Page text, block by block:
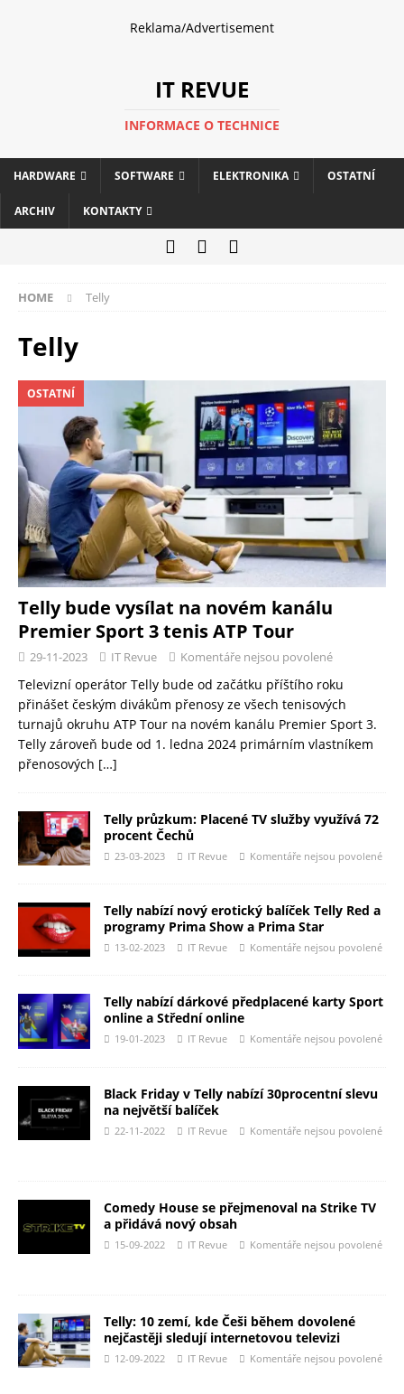
Reklama/Advertisement
IT REVUE
INFORMACE O TECHNICE
HARDWARE SOFTWARE ELEKTRONIKA OSTATNÍ
ARCHIV KONTAKTY
HOME Telly
Telly
OSTATNÍ
Telly bude vysílat na novém kanálu
Premier Sport 3 tenis ATP Tour
29-11-2023 IT Revue Komentáře nejsou povolené
Televizní operátor Telly bude od začátku příštího roku
přinášet českým divákům přenosy ze všech tenisových
turnajů okruhu ATP Tour na novém kanálu Premier Sport 3.
Telly zároveň bude od 1. ledna 2024 primárním vlastníkem
přenosových […]
Telly průzkum: Placené TV služby využívá 72
procent Čechů
23-03-2023 IT Revue Komentáře nejsou povolené
Telly nabízí nový erotický balíček Telly Red a
programy Prima Show a Prima Star
13-02-2023 IT Revue Komentáře nejsou povolené
Telly nabízí dárkové předplacené karty Sport
online a Střední online
19-01-2023 IT Revue Komentáře nejsou povolené
Black Friday v Telly nabízí 30procentní slevu
na největší balíček
22-11-2022 IT Revue Komentáře nejsou povolené
Comedy House se přejmenoval na Strike TV
a přidává nový obsah
15-09-2022 IT Revue Komentáře nejsou povolené
Telly: 10 zemí, kde Češi během dovolené
nejčastěji sledují internetovou televizi
12-09-2022 IT Revue Komentáře nejsou povolené